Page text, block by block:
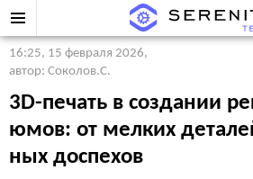
16:25, 15 февраля 2026,
автор: Соколов.С.
3D-печать в создании
юмов: от мелких
ных доспехов